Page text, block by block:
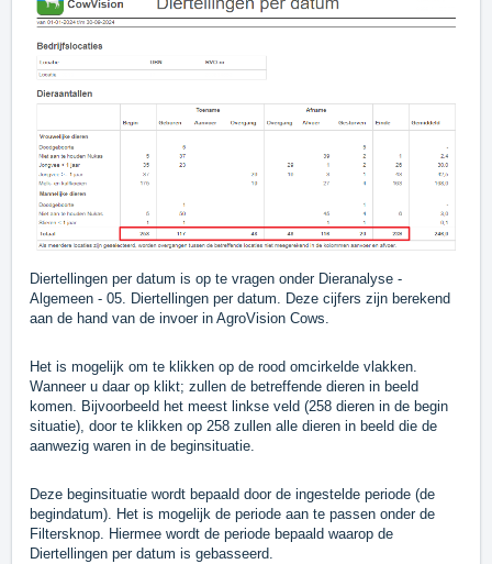
Diertellingen per datum is op te vragen onder Dieranalyse -
Algemeen - 05. Diertellingen per datum. Deze cijfers zijn berekend
aan de hand van de invoer in AgroVision Cows.
Het is mogelijk om te klikken op de rood omcirkelde vlakken.
Wanneer u daar op klikt; zullen de betreffende dieren in beeld
komen. Bijvoorbeeld het meest linkse veld (258 dieren in de begin
situatie), door te klikken op 258 zullen alle dieren in beeld die de
aanwezig waren in de beginsituatie.
Deze beginsituatie wordt bepaald door de ingestelde periode (de
begindatum). Het is mogelijk de periode aan te passen onder de
Filtersknop. Hiermee wordt de periode bepaald waarop de
Diertellingen per datum is gebasseerd.